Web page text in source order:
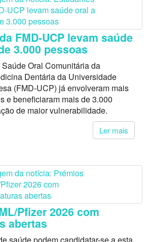
FMD-UCP levam saúde
3.000 pessoas
Oral Comunitária da
Dentária da Universidade
(FMD-UCP) já envolveram mais
e beneficiaram mais de 3.000
de maior vulnerabilidade.
Ler mais
Pfizer 2026 com
abertas